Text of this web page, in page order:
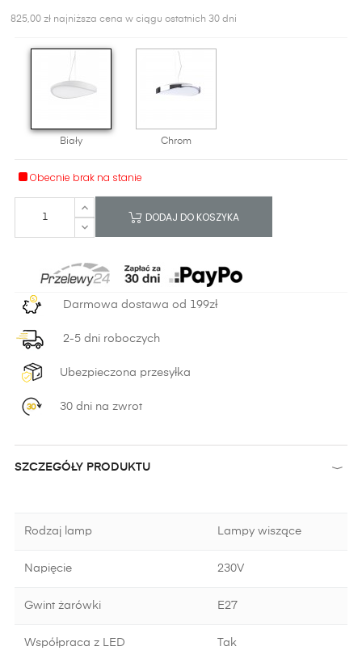
825,00 zł najniższa cena w ciągu ostatnich 30 dni
Biały Chrom
Obecnie brak na stanie
DODAJ DO KOSZYKA
Darmowa dostawa od 199zł
2-5 dni roboczych
Ubezpieczona przesyłka
30 dni na zwrot
SZCZEGÓŁY PRODUKTU
Rodzaj lamp Lampy wiszące
Napięcie 230V
Gwint żarówki E27
Współpraca z LED Tak